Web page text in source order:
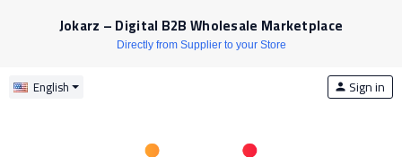
Jokarz – Digital B2B Wholesale Marketplace
Directly from Supplier to your Store
English person Sign in